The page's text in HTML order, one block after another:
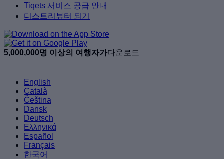
Tiqets 서비스 공급 안내
디스트리뷰터 되기
5,000,000명 이상의 여행자가다운로드
English
Català
Čeština
Dansk
Deutsch
Ελληνικά
Español
Français
한국어